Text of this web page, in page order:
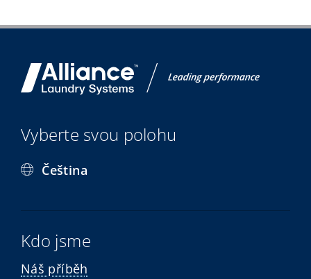
Vyberte svou polohu
Čeština
Kdo jsme
Náš příběh